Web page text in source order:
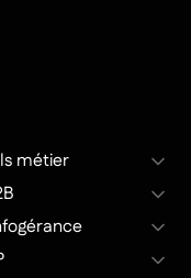
métier